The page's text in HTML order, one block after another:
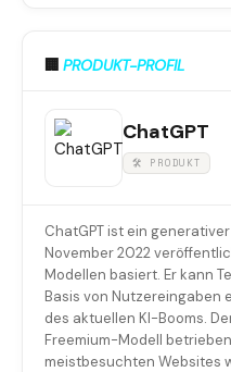
PRODUKT-PROFIL
ChatGPT
🛠 PRODUKT
ChatGPT ist ein
November 2022
Modellen basiert. Er kann
Basis von Nutzereingaben
des aktuellen KI-Booms.
Freemium-Modell
meistbesuchten Websites